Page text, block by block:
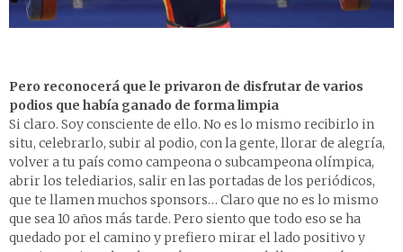
Pero reconocerá que le privaron de disfrutar de varios
podios que había ganado de forma limpia
Si claro. Soy consciente de ello. No es lo mismo recibirlo in
situ, celebrarlo, subir al podio, con la gente, llorar de alegría,
volver a tu país como campeona o subcampeona olímpica,
abrir los telediarios, salir en las portadas de los periódicos,
que te llamen muchos sponsors… Claro que no es lo mismo
que sea 10 años más tarde. Pero siento que todo eso se ha
quedado por el camino y prefiero mirar el lado positivo y